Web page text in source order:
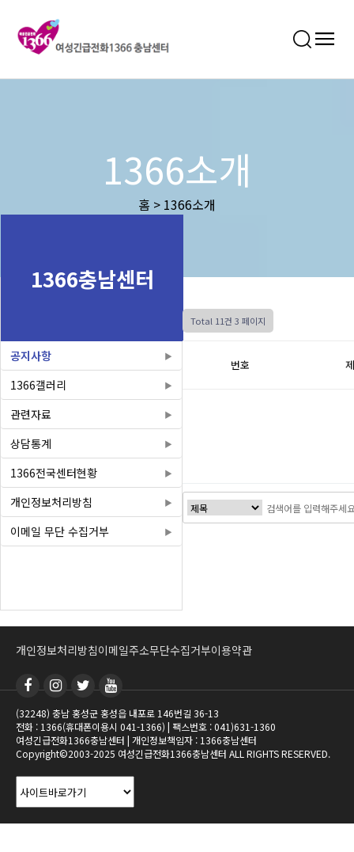
1366소개
홈 > 1366소개
1366충남센터
공지사항
1366갤러리
관련자료
상담통계
1366전국센터현황
개인정보처리방침
이메일 무단 수집거부
Total 11건 3 페이지
번호
개인정보처리방침이메일주소무단수집거부이용약관
(32248) 충남 홍성군 홍성읍 내포로 146번길 36-13
전화 : 1366(휴대폰이용시 041-1366) | 팩스번호 : 041)631-1360
여성긴급전화1366충남센터 | 개인정보책임자 : 1366충남센터
Copyright©2003-2025 여성긴급전화1366충남센터 ALL RIGHTS RESERVED.